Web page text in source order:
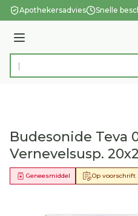
Ga naar de inhoud
Apothekersadvies Snelle
Menu
Product, merk, categorie...
Budesonide Teva
Vernevelsusp.
Op voorschrift
Geneesmiddel